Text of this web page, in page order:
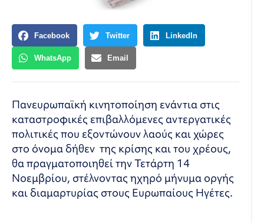
Facebook Twitter LinkedIn
WhatsApp Email
Πανευρωπαϊκή κινητοποίηση ενάντια στις
καταστροφικές επιβαλλόμενες αντεργατικές
πολιτικές που εξοντώνουν λαούς και χώρες
στο όνομα δήθεν της κρίσης και του χρέους,
θα πραγματοποιηθεί την Τετάρτη 14
Νοεμβρίου, στέλνοντας ηχηρό μήνυμα οργής
και διαμαρτυρίας στους Ευρωπαίους Ηγέτες.